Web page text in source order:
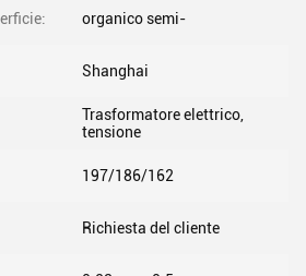
organico semi-
Shanghai
Trasformatore elettrico,
tensione
197/186/162
Richiesta del cliente